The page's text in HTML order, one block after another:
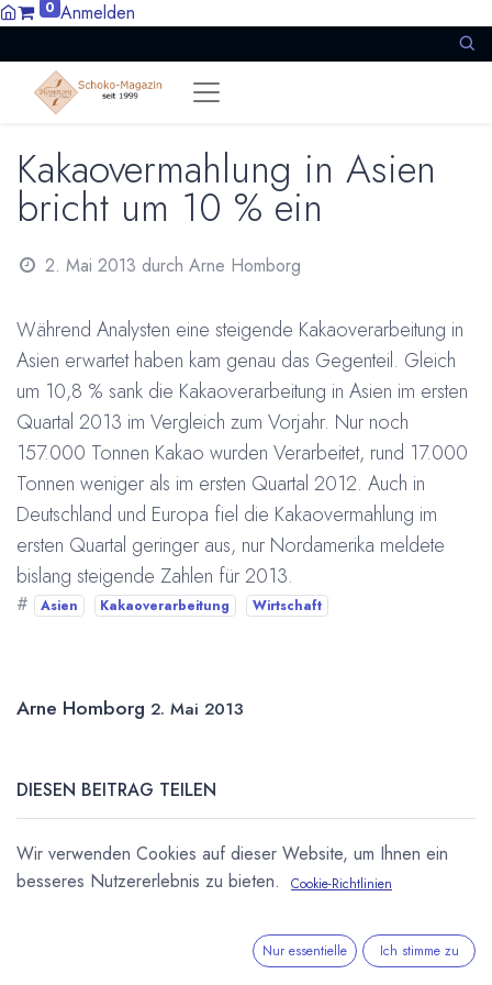
0 Anmelden
Kakaovermahlung in Asien
bricht um 10 % ein
2. Mai 2013 durch Arne Homborg
Während Analysten eine steigende Kakaoverarbeitung in
Asien erwartet haben kam genau das Gegenteil. Gleich
um 10,8 % sank die Kakaoverarbeitung in Asien im ersten
Quartal 2013 im Vergleich zum Vorjahr. Nur noch
157.000 Tonnen Kakao wurden Verarbeitet, rund 17.000
Tonnen weniger als im ersten Quartal 2012. Auch in
Deutschland und Europa fiel die Kakaovermahlung im
ersten Quartal geringer aus, nur Nordamerika meldete
bislang steigende Zahlen für 2013.
# Asien Kakaoverarbeitung Wirtschaft
Arne Homborg 2. Mai 2013
DIESEN BEITRAG TEILEN
Wir verwenden Cookies auf dieser Website, um Ihnen ein
besseres Nutzererlebnis zu bieten.
Cookie-Richtlinien
Nur essentielle Ich stimme zu